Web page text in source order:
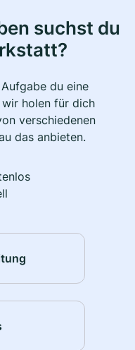
suchst du
du eine
holen für dich
verschiedenen
das anbieten.